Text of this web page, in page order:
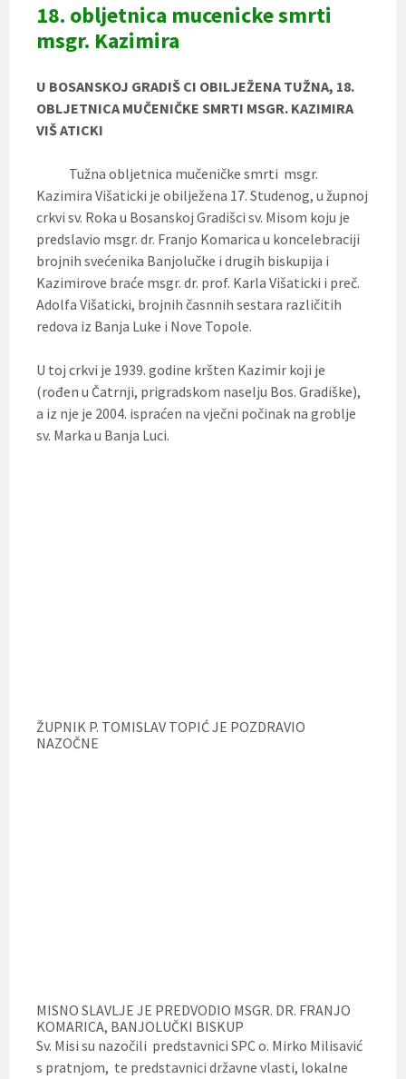
18. obljetnica mucenicke smrti
msgr. Kazimira
U BOSANSKOJ GRADIŠ CI OBILJEŽENA TUŽNA, 18.
OBLJETNICA MUČENIČKE SMRTI MSGR. KAZIMIRA
VIŠ ATICKI
Tužna obljetnica mučeničke smrti msgr.
Kazimira Višaticki je obilježena 17. Studenog, u župnoj
crkvi sv. Roka u Bosanskoj Gradišci sv. Misom koju je
predslavio msgr. dr. Franjo Komarica u koncelebraciji
brojnih svećenika Banjolučke i drugih biskupija i
Kazimirove braće msgr. dr. prof. Karla Višaticki i preč.
Adolfa Višaticki, brojnih časnnih sestara različitih
redova iz Banja Luke i Nove Topole.
U toj crkvi je 1939. godine kršten Kazimir koji je
(rođen u Čatrnji, prigradskom naselju Bos. Gradiške),
a iz nje je 2004. ispraćen na vječni počinak na groblje
sv. Marka u Banja Luci.
ŽUPNIK P. TOMISLAV TOPIĆ JE POZDRAVIO
NAZOČNE
MISNO SLAVLJE JE PREDVODIO MSGR. DR. FRANJO
KOMARICA, BANJOLUČKI BISKUP
Sv. Misi su nazočili predstavnici SPC o. Mirko Milisavić
s pratnjom, te predstavnici državne vlasti, lokalne